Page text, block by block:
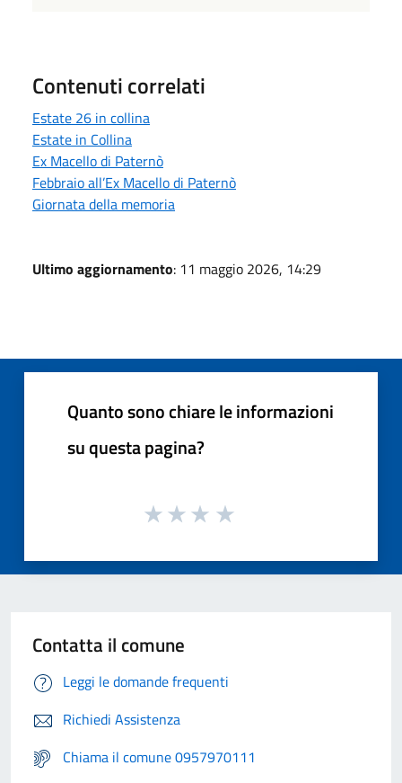
Contenuti correlati
Estate 26 in collina
Estate in Collina
Ex Macello di Paternò
Febbraio all’Ex Macello di Paternò
Giornata della memoria
Ultimo aggiornamento: 11 maggio 2026, 14:29
Quanto sono chiare le informazioni
su questa pagina?
Contatta il comune
Leggi le domande frequenti
Richiedi Assistenza
Chiama il comune 0957970111